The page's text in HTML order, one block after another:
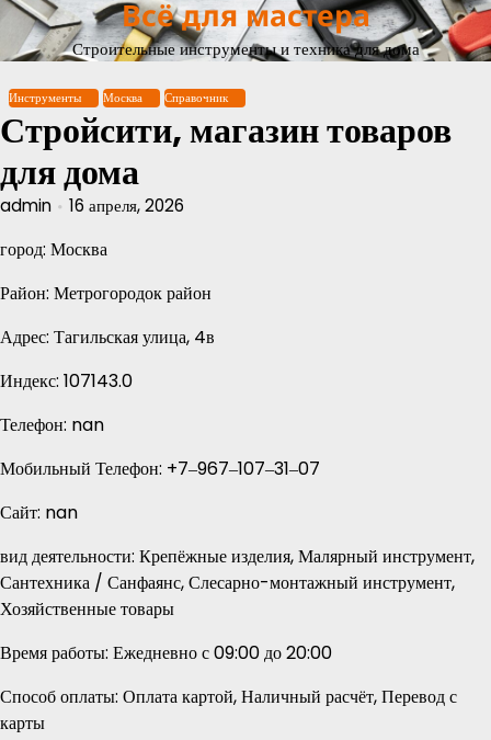
Перейти
содержимому
Всё для мастера
Строительные инструменты и техника для дома
Инструменты Москва Справочник
Стройсити, магазин товаров
для дома
admin 16 апреля, 2026
город: Москва
Район: Метрогородок район
Адрес: Тагильская улица, 4в
Индекс: 107143.0
Телефон: nan
Мобильный Телефон: +7‒967‒107‒31‒07
Сайт: nan
вид деятельности: Крепёжные изделия, Малярный инструмент,
Сантехника / Санфаянс, Слесарно-монтажный инструмент,
Хозяйственные товары
Время работы: Ежедневно с 09:00 до 20:00
Способ оплаты: Оплата картой, Наличный расчёт, Перевод с
карты